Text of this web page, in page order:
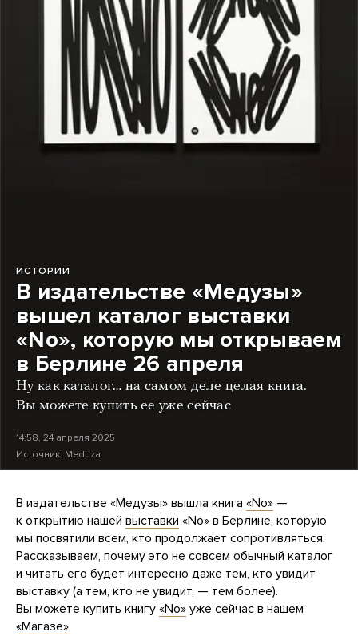
ИСТОРИИ
В издательстве «Медузы»
вышел каталог выставки
«No», которую мы открываем
в Берлине 26 апреля
Ну как каталог… на самом деле целая книга.
Вы можете купить ее уже сейчас
14:58, 24 апреля 2025
Источник: Meduza
В издательстве «Медузы» вышла книга «No» —
к открытию нашей выставки «No» в Берлине, которую
мы посвятили всем, кто продолжает сопротивляться.
Рассказываем, почему это не совсем обычный каталог
и читать его будет интересно даже тем, кто увидит
выставку (а тем, кто не увидит, — тем более).
Вы можете купить книгу «No» уже сейчас в нашем
«Магазе».